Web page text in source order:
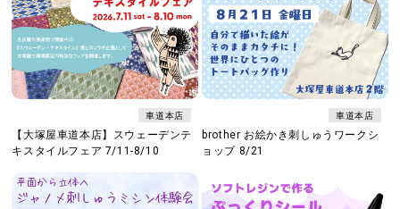
車道本店
【大塚屋車道本店】スウェーデンテ
キスタイルフェア 7/11-8/10
車道本店
brother お絵かき刺しゅうワークシ
ョップ 8/21